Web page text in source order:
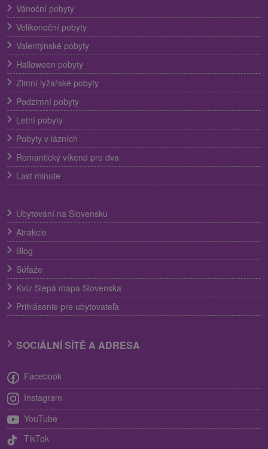
Vánoční pobyty
Velikonoční pobyty
Valentýnské pobyty
Halloween pobyty
Zimní lyžařské pobyty
Podzimní pobyty
Letní pobyty
Pobyty v lázních
Romantický víkend pro dva
Last minute
Ubytování na Slovensku
Atrakcie
Blog
Súťaže
Kvíz Slepá mapa Slovenska
Prihlásenie pre ubytovateľa
SOCIÁLNÍ SÍTĚ A ADRESA
Facebook
Instagram
YouTube
TikTok